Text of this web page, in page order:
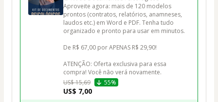
Aproveite agora: mais de 120 modelos
prontos (contratos, relatórios, anamneses,
laudos etc.) em Word e PDF. Tenha tudo
organizado e pronto para usar em minutos.
De R$ 67,00 por APENAS R$ 29,90!
ATENÇÃO: Oferta exclusiva para essa
compra! Você não verá novamente.
US$ 15,69
55%
US$ 7,00